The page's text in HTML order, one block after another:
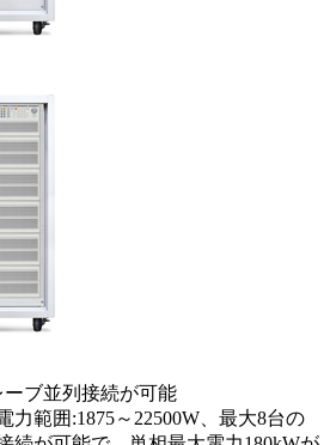
ブ並列接続が可能
力範囲:1875～22500W、最大8台の